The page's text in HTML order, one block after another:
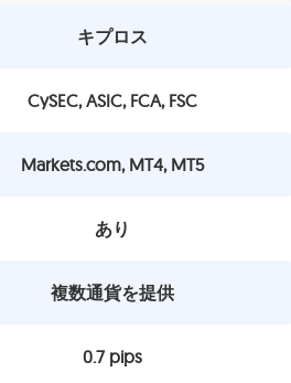
キプロス
CySEC, ASIC, FCA, FSC
Markets.com, MT4, MT5
あり
複数通貨を提供
0.7 pips